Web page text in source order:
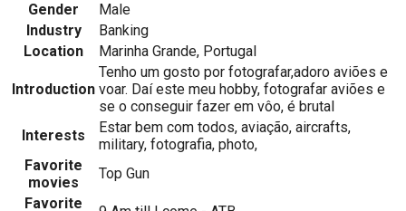
Gender
Male
Industry
Banking
Location
Marinha Grande, Portugal
Introduction
Tenho um gosto por fotografar,adoro aviões e
voar. Daí este meu hobby, fotografar aviões e
se o conseguir fazer em vôo, é brutal
Interests
Estar bem com todos, aviação, aircrafts,
military, fotografia, photo,
Favorite
movies
Top Gun
Favorite